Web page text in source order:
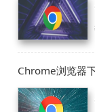
Chrome浏览器